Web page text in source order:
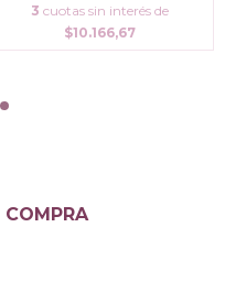
3 cuotas sin interés de
$10.166,67